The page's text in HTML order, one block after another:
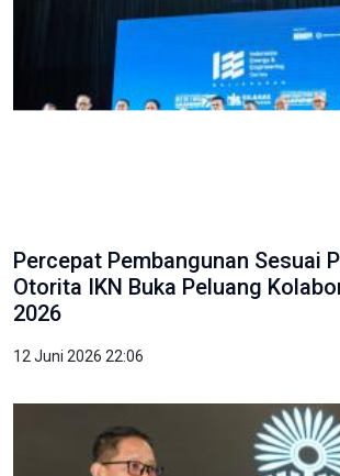
Percepat Pembangunan Sesuai
Otorita IKN Buka Peluang
2026
12 Juni 2026 22:06